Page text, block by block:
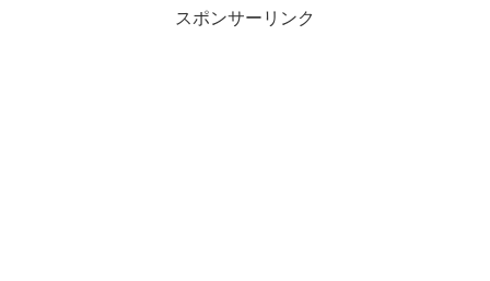
スポンサーリンク